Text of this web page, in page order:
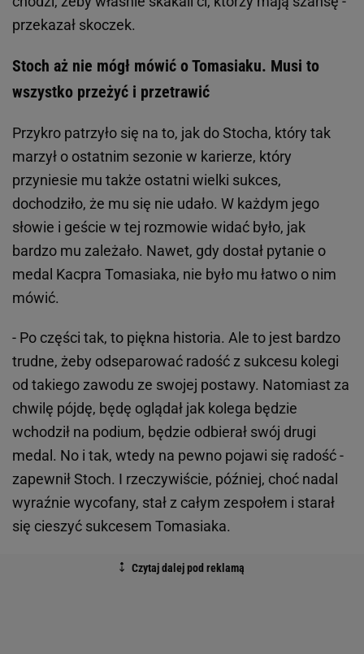
przekazał skoczek.
Stoch aż nie mógł mówić o Tomasiaku. Musi to
wszystko przeżyć i przetrawić
Przykro patrzyło się na to, jak do Stocha, który tak
marzył o ostatnim sezonie w karierze, który
przyniesie mu także ostatni wielki sukces,
dochodziło, że mu się nie udało. W każdym jego
słowie i geście w tej rozmowie widać było, jak
bardzo mu zależało. Nawet, gdy dostał pytanie o
medal Kacpra Tomasiaka, nie było mu łatwo o nim
mówić.
- Po części tak, to piękna historia. Ale to jest bardzo
trudne, żeby odseparować radość z sukcesu kolegi
od takiego zawodu ze swojej postawy. Natomiast za
chwilę pójdę, będę oglądał jak kolega będzie
wchodził na podium, będzie odbierał swój drugi
medal. No i tak, wtedy na pewno pojawi się radość -
zapewnił Stoch. I rzeczywiście, później, choć nadal
wyraźnie wycofany, stał z całym zespołem i starał
się cieszyć sukcesem Tomasiaka.